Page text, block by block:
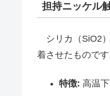
担持ニッケル
シリカ（SiO2
着させたものです
特徴: 高温